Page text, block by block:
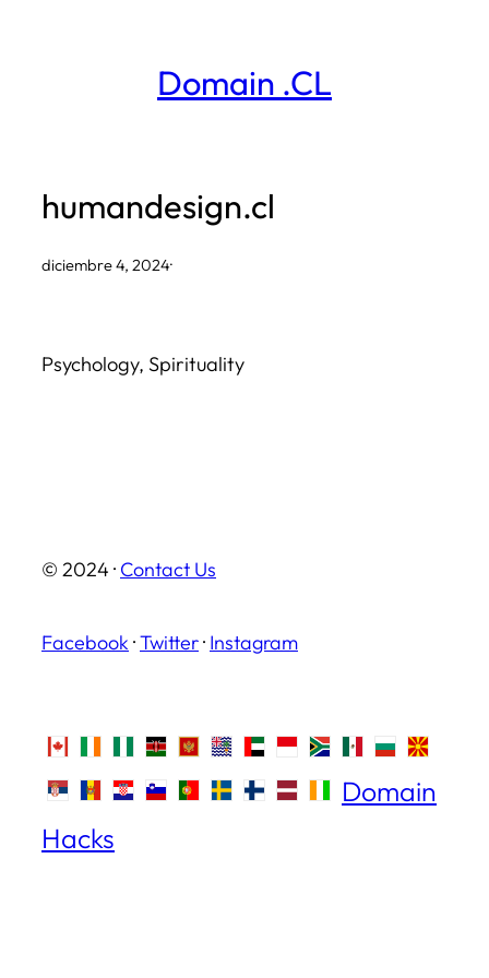
Domain .CL
humandesign.cl
diciembre 4, 2024·
Psychology, Spirituality
© 2024 · Contact Us
Facebook ·Twitter· Instagram
Domain
Hacks